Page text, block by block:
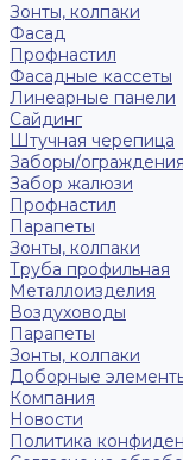
Зонты, колпаки
Фасад
Профнастил
Фасадные кассеты
Линеарные панели
Сайдинг
Штучная черепица
Заборы/ограждения
Забор жалюзи
Профнастил
Парапеты
Зонты, колпаки
Труба профильная
Металлоизделия
Воздуховоды
Парапеты
Зонты, колпаки
Доборные
Компания
Новости
Политика